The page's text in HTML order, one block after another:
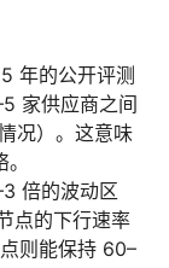
年的公开评测
家供应商之间
况）。这意味
倍的波动区
点的下行速率
则能保持 60–